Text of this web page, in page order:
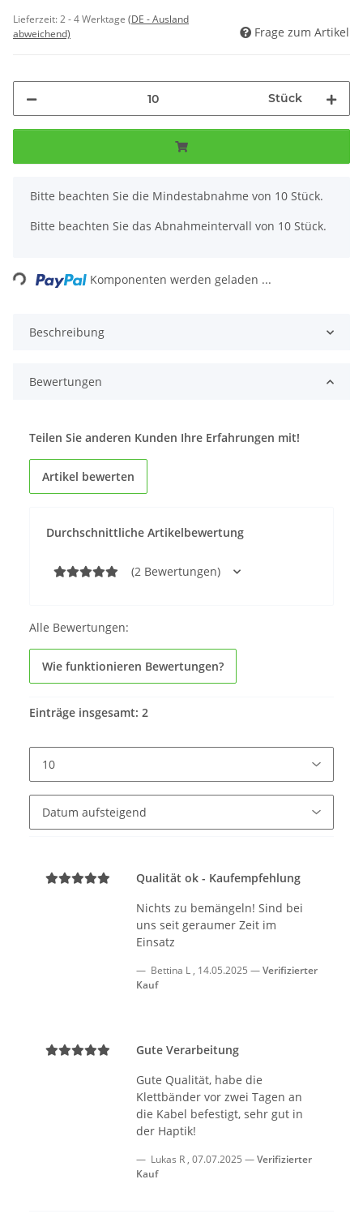
Lieferzeit:2 - 4 Werktage (DE - Ausland
abweichend)
Frage zum Artikel
Stück
x
Bitte beachten Sie die Mindestabnahme von 10 Stück.
Bitte beachten Sie das Abnahmeintervall von 10 Stück.
Loading... Komponenten werden geladen ...
Beschreibung
Bewertungen
Durchschnittliche Artikelbewertung
(2 Bewertungen)
Teilen Sie anderen Kunden Ihre Erfahrungen mit!
Artikel bewerten
Alle Bewertungen:
Wie funktionieren Bewertungen?
Einträge insgesamt: 2
Qualität ok - Kaufempfehlung
Nichts zu bemängeln! Sind bei
uns seit geraumer Zeit im
Einsatz
Bettina L , 14.05.2025
Verifizierter
Kauf
Gute Verarbeitung
Gute Qualität, habe die
Klettbänder vor zwei Tagen an
die Kabel befestigt, sehr gut in
der Haptik!
Lukas R , 07.07.2025
Verifizierter
Kauf